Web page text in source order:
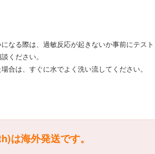
なる際は、過敏反応が起きないか事前にテス
ください。
合は、すぐに水でよく洗い流してください。
は海外発送です。